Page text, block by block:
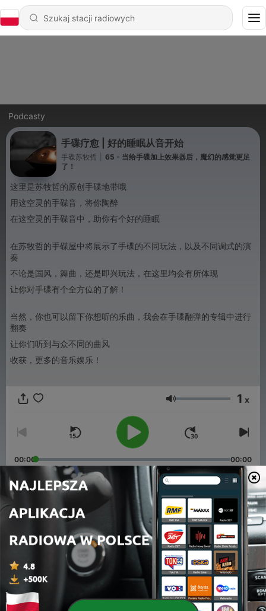
Podcasty
手碟疗愈 | 好的睡眠从音开始
手碟苏牧哲
65 - 当给手碟加上效果器后，魔幻的感觉更足
了！
这里是苏牧哲的原创手碟地带哦
用这空灵的手碟音，将你陶醉
在这空灵的手碟音中，助你有个好的睡眠
在苏牧哲的手碟屋中将展示了手碟的不同玩法，以及不同调式的演
奏
不论是国风，舞曲，还是即兴玩法，在这里均会有所体现
让你对手碟有个全方位的了解！
当然，你也可以留下你想听的乐曲，我会在手碟翻弹的专辑中进行
翻奏
让你们听到与众不同的曲风
收获，更多的音乐娱乐！
Głośność 1 x
00:00 00:00
Odcinki
65 - 当给手碟加上效果器后，魔幻的感觉更足了！
17 wrz 2021
64 - 你可能想象不到，自己会被一口“锅”催眠，这就是手碟
的魅力！
15 wrz 2021